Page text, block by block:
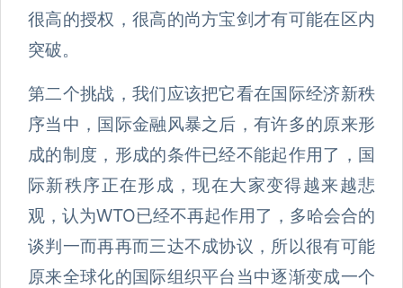
很高的授权，很高的尚方宝剑才有可能在区内
突破。
第二个挑战，我们应该把它看在国际经济新秩
序当中，国际金融风暴之后，有许多的原来形
成的制度，形成的条件已经不能起作用了，国
际新秩序正在形成，现在大家变得越来越悲
观，认为WTO已经不再起作用了，多哈会合的
谈判一而再再而三达不成协议，所以很有可能
原来全球化的国际组织平台当中逐渐变成一个